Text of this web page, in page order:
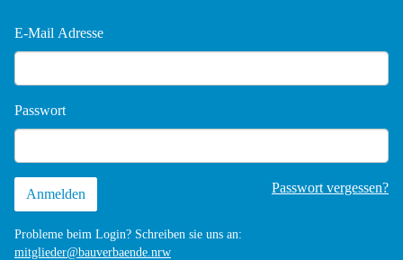
E-Mail Adresse
Passwort
Passwort vergessen?
Probleme beim Login? Schreiben sie uns an:
mitglieder@bauverbaende.nrw